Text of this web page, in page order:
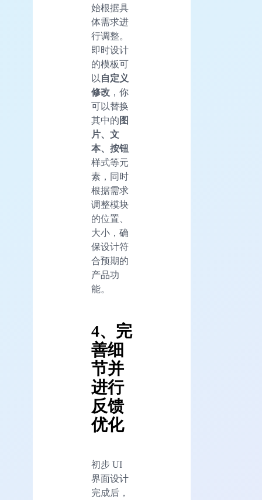
始根据具
体需求进
行调整。
即时设计
的模板可
以 自定义
修改 ，你
可以替换
其中的 图
片、文
本、按钮
样式等元
素，同时
根据需求
调整模块
的位置、
大小，确
保设计符
合预期的
产品功
能。
4、完
善细
节并
进行
反馈
优化
初步 UI
界面设计
完成后，